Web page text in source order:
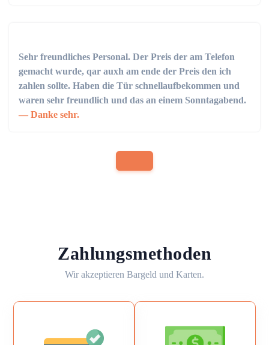
Sehr freundliches Personal. Der Preis der am Telefon
gemacht wurde, qar auxh am ende der Preis den ich
zahlen sollte. Haben die Tür schnellaufbekommen und
waren sehr freundlich und das an einem Sonntagabend.
Danke sehr.
Zahlungsmethoden
Wir akzeptieren Bargeld und Karten.